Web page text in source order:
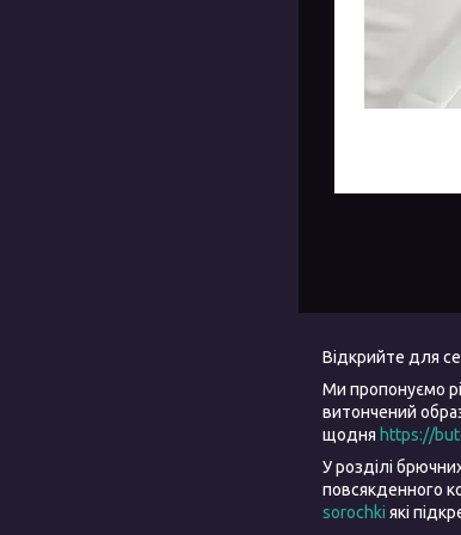
Відкрийте для
Ми пропонуємо
витончений
щодня https://
У розділі
повсякденного
sorochki які